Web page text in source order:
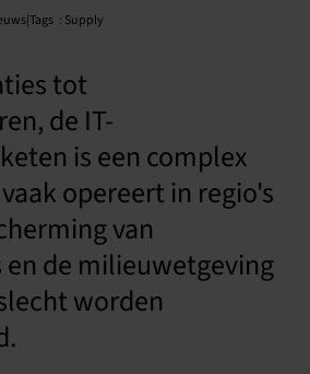
Zoek op
Nederlands
: Supply
tot
de IT-
is een complex
opereert in regio's
van
de milieuwetgeving
worden